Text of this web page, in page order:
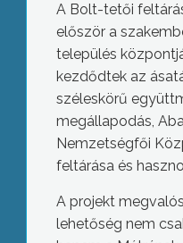
A Bolt-tetői
először a
település
kezdődtek az
széleskörű
megállapodás,
Nemzetségfői
feltárása és
A projekt
lehetőség nem